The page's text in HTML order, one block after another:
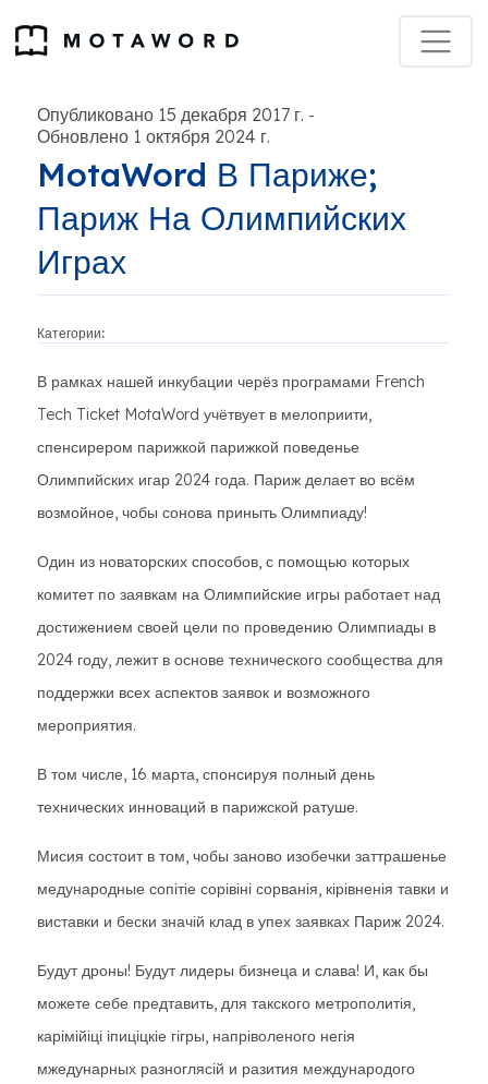
Опубликовано 15 декабря 2017 г. -
Обновлено 1 октября 2024 г.
MotaWord В Париже;
Париж На Олимпийских
Играх
Категории:
В рамках нашей инкубации черёз програмами French
Tech Ticket MotaWord учётвует в мелоприити,
спенсирером парижкой парижкой поведенье
Олимпийских игар 2024 года. Париж делает во всём
возмойное, чобы сонова приныть Олимпиаду!
Один из новаторских способов, с помощью которых
комитет по заявкам на Олимпийские игры работает над
достижением своей цели по проведению Олимпиады в
2024 году, лежит в основе технического сообщества для
поддержки всех аспектов заявок и возможного
мероприятия.
В том числе, 16 марта, спонсируя полный день
технических инноваций в парижской ратуше.
Мисия состоит в том, чобы заново изобечки заттрашенье
медународные сопітіе сорівіні сорванія, кірівненія тавки и
виставки и бески значій клад в упех заявках Париж 2024.
Будут дроны! Будут лидеры бизнеца и слава! И, как бы
можете себе предтавить, для такского метрополитія,
карімійіці іпиціцкіе гігры, напріволеного негія
мжедунарных разноглясій и разития международого